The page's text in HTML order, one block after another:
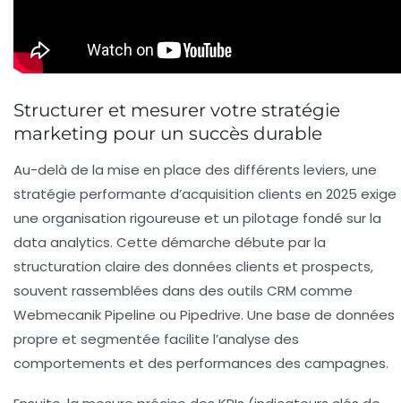
Structurer et mesurer votre stratégie
marketing pour un succès durable
Au-delà de la mise en place des différents leviers, une
stratégie performante d’acquisition clients en 2025 exige
une organisation rigoureuse et un pilotage fondé sur la
data analytics. Cette démarche débute par la
structuration claire des données clients et prospects,
souvent rassemblées dans des outils CRM comme
Webmecanik Pipeline ou Pipedrive. Une base de données
propre et segmentée facilite l’analyse des
comportements et des performances des campagnes.